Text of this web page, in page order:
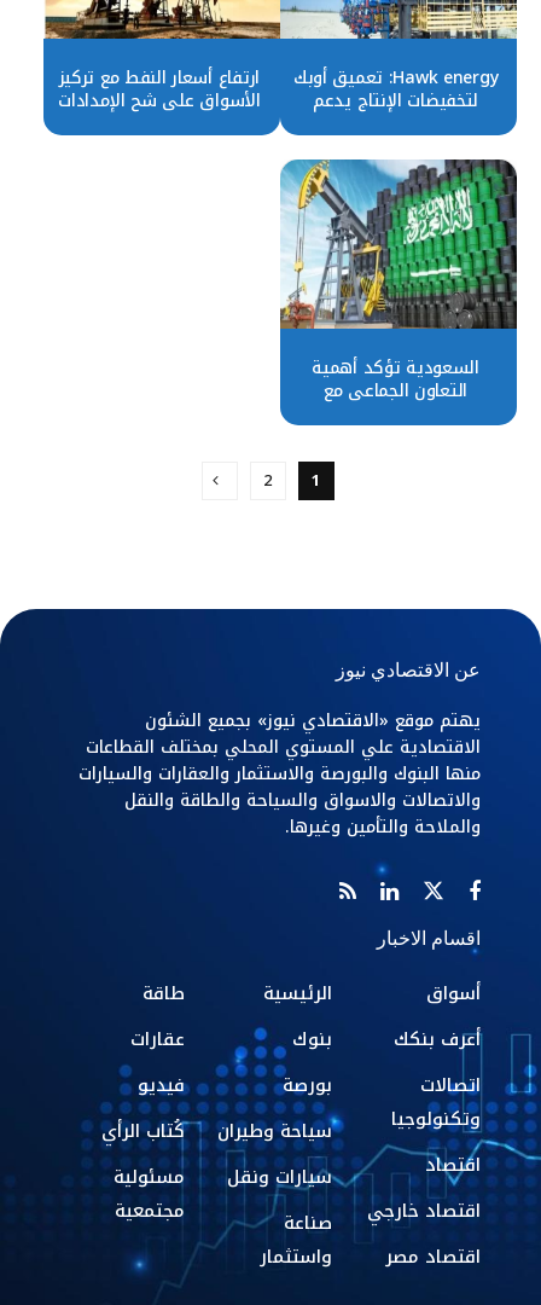
Hawk energy: تعميق أوبك
لتخفيضات الإنتاج يدعم
ارتفاع أسعار النفط مع تركيز
الأسواق على شح الإمدادات
السعودية تؤكد أهمية
التعاون الجماعي مع
1
2
عن الاقتصادي نيوز
يهتم موقع «الاقتصادي نيوز» بجميع الشئون
الاقتصادية علي المستوي المحلي بمختلف القطاعات
منها البنوك والبورصة والاستثمار والعقارات والسيارات
والاتصالات والاسواق والسياحة والطاقة والنقل
والملاحة والتأمين وغيرها.
اقسام الاخبار
أسواق
أعرف بنكك
اتصالات
وتكنولوجيا
اقتصاد
اقتصاد خارجي
اقتصاد مصر
الرئيسية
بنوك
بورصة
سياحة وطيران
سيارات ونقل
صناعة
واستثمار
طاقة
عقارات
فيديو
كُتاب الرأي
مسئولية
مجتمعية